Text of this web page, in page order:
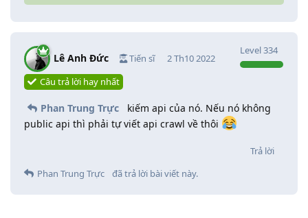
Lê Anh Đức Tiến sĩ
Level334
2 Th10 2022
Câu trả lời hay nhất
Phan Trung Trực
kiếm api của nó. Nếu nó không
public api thì phải tự viết api crawl về thôi
Trả lời
Phan Trung Trực
đã trả lời bài viết này.